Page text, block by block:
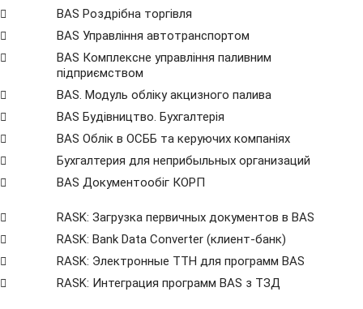
BAS Роздрібна торгівля
BAS Управління автотранспортом
BAS Комплексне управління паливним
підприємством
BAS. Модуль обліку акцизного палива
BAS Будівництво. Бухгалтерія
BAS Облік в ОСББ та керуючих компаніях
Бухгалтерия для неприбыльных организаций
BAS Документообіг КОРП
RASK: Загрузка первичных документов в BAS
RASK: Bank Data Сonverter (клиент-банк)
RASK: Электронные ТТН для программ BAS
RASK: Интеграция программ BAS з ТЗД